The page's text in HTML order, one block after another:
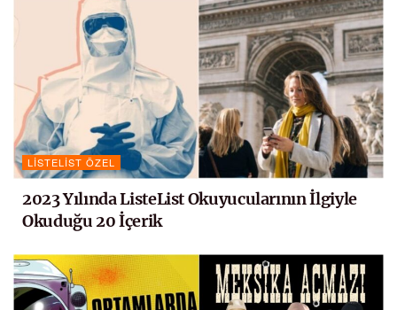
LISTELIST ÖZEL
2023 Yılında ListeList Okuyucularının İlgiyle
Okuduğu 20 İçerik